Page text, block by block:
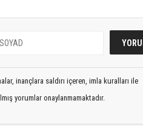
inançlara saldırı içeren, imla kuralları ile
yorumlar onaylanmamaktadır.